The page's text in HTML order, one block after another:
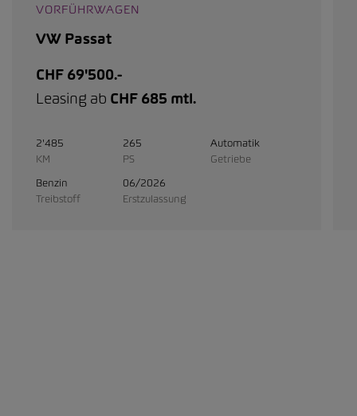
VORFÜHRWAGEN
VW Passat
CHF 69'500.-
Leasing ab CHF 685 mtl.
2'485
KM
265
PS
Automatik
Getriebe
Benzin
Treibstoff
06/2026
Erstzulassung